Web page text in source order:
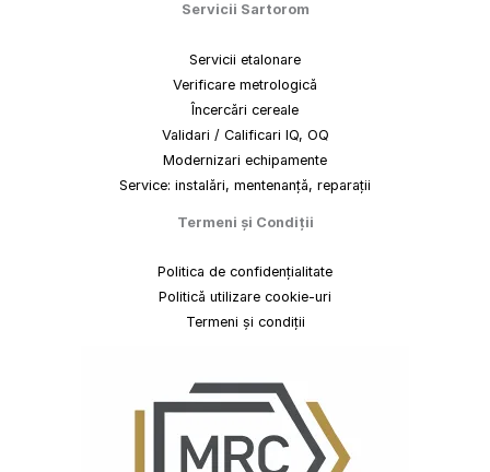
Servicii Sartorom
Servicii etalonare
Verificare metrologică
Încercări cereale
Validari / Calificari IQ, OQ
Modernizari echipamente
Service: instalări, mentenanță, reparații
Termeni și Condiții
Politica de confidențialitate
Politică utilizare cookie-uri
Termeni și condiții